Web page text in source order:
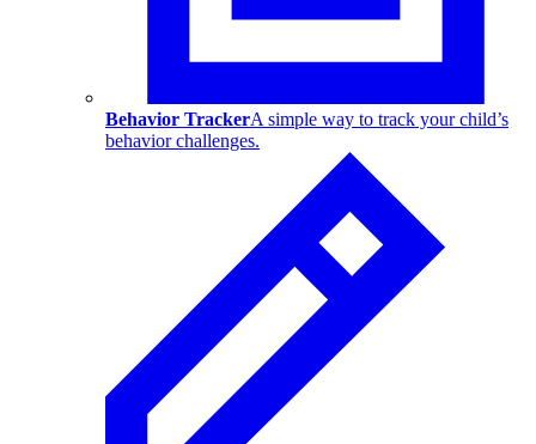
Behavior TrackerA simple way to track your child’s
behavior challenges.